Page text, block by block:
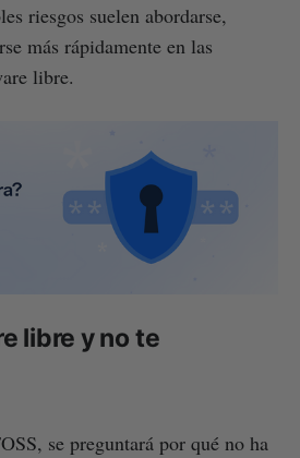
riesgos suelen abordarse,
más rápidamente en las
libre.
libre y no te
se preguntará por qué no ha